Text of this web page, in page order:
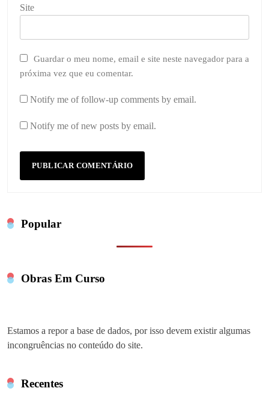
Site
Guardar o meu nome, email e site neste navegador para a
próxima vez que eu comentar.
Notify me of follow-up comments by email.
Notify me of new posts by email.
Popular
Obras Em Curso
Estamos a repor a base de dados, por isso devem existir algumas
incongruências no conteúdo do site.
Recentes